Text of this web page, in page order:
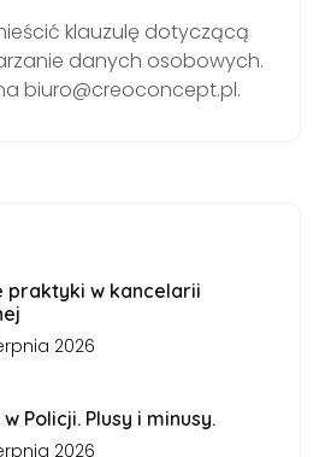
klauzulę dotyczącą
danych osobowych.
biuro@creoconcept.pl.
praktyki w kancelarii
2026
Policji. Plusy i minusy.
2026